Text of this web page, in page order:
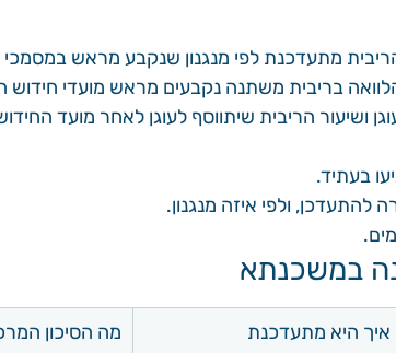
מתעדכנת לפי מנגנון שנקבע מראש במסמכי
בריבית משתנה נקבעים מראש מועדי חידוש
ושיעור הריבית שיתווסף לעוגן לאחר מועד
בעתיד.
להתעדכן, ולפי איזה מנגנון.
במשכנתא
איך היא מתעדכנת מה הסיכון